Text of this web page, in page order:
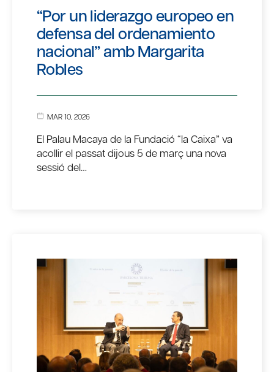
“Por un liderazgo europeo en
defensa del ordenamiento
nacional” amb Margarita
Robles
MAR 10, 2026
El Palau Macaya de la Fundació “la Caixa” va
acollir el passat dijous 5 de març una nova
sessió del…